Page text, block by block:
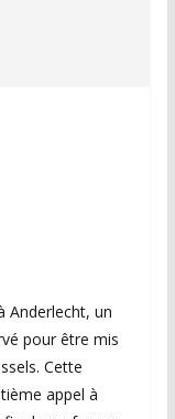
Anderlecht, un
pour être mis
Cette
appel à